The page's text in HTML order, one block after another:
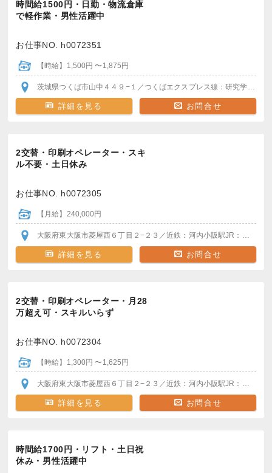
時間給1500円・日勤・物流倉庫
で軽作業・男性活躍中
お仕事NO. h0072351
【時給】1,500円 〜1,875円
茨城県つくば市山中４４９−１ ／つくばエクスプレス線：研究学園駅
詳細を見る お問合せ
2交替・印刷オペレーター・スキ
ル不要・土日休み
お仕事NO. h0072305
【月給】240,000円
大阪府東大阪市菱屋西６丁目２−２３ ／近鉄：河内小阪駅JR：河内永和駅
詳細を見る お問合せ
2交替・印刷オペレーター・月28
万超え可・スキルいらず
お仕事NO. h0072304
【時給】1,300円 〜1,625円
大阪府東大阪市菱屋西６丁目２−２３ ／近鉄：河内小阪駅JR：河内永和駅
詳細を見る お問合せ
時間給1700円・リフト・土日祝
休み・男性活躍中